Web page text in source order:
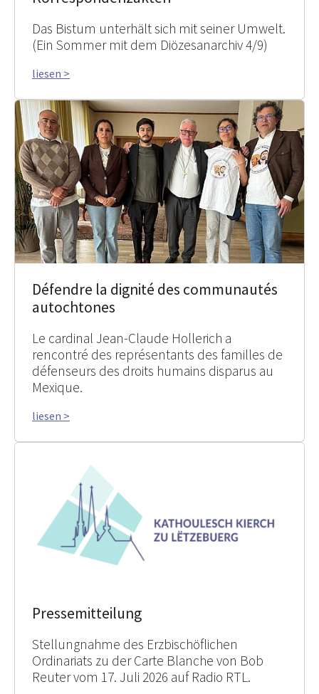
Das Bistum unterhält sich mit seiner Umwelt.
(Ein Sommer mit dem Diözesanarchiv 4/9)
liesen >
Défendre la dignité des communautés
autochtones
Le cardinal Jean-Claude Hollerich a
rencontré des représentants des familles de
défenseurs des droits humains disparus au
Mexique.
liesen >
Pressemitteilung
Stellungnahme des Erzbischöflichen
Ordinariats zu der Carte Blanche von Bob
Reuter vom 17. Juli 2026 auf Radio RTL.